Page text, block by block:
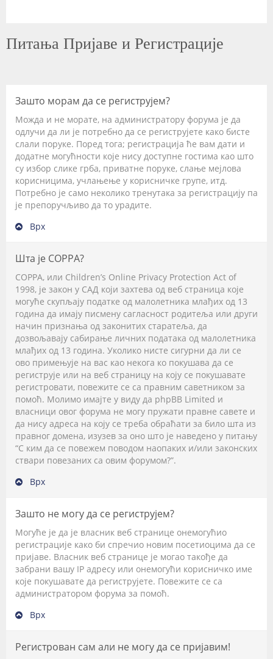
Питања Пријаве и Регистрације
Зашто морам да се региструјем?
Можда и не морате, на администратору форума је да
одлучи да ли је потребно да се региструјете како бисте
слали поруке. Поред тога; регистрација ће вам дати и
додатне могућности које нису доступне гостима као што
су избор слике грба, приватне поруке, слање мејлова
корисницима, учлањење у корисничке групе, итд.
Потребно је само неколико тренутака за регистрацију па
је препоручљиво да то урадите.
Врх
Шта је COPPA?
COPPA, или Children’s Online Privacy Protection Act of
1998, је закон у САД који захтева од веб страница које
могуће скупљају податке од малолетника млађих од 13
година да имају писмену сагласност родитеља или други
начин признања од законитих старатеља, да
дозвољавају сабирање личних података од малолетника
млађих од 13 година. Уколико нисте сигурни да ли се
ово примењује на вас као некога ко покушава да се
региструје или на веб страницу на коју се покушавате
регистровати, повежите се са правним саветником за
помоћ. Молимо имајте у виду да phpBB Limited и
власници овог форума не могу пружати правне савете и
да нису адреса на коју се треба обраћати за било шта из
правног домена, изузев за оно што је наведено у питању
“С ким да се повежем поводом наопаких и/или законских
ствари повезаних са овим форумом?”.
Врх
Зашто не могу да се региструјем?
Могуће је да је власник веб странице онемогућио
регистрације како би спречио новим посетиоцима да се
пријаве. Власник веб странице је могао такође да
забрани вашу IP адресу или онемогући корисничко име
које покушавате да региструјете. Повежите се са
администратором форума за помоћ.
Врх
Регистрован сам али не могу да се пријавим!